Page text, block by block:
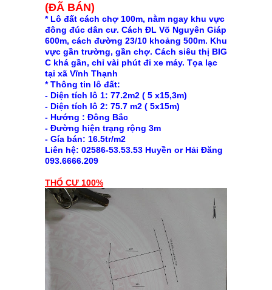
(ĐÃ BÁN)
* Lô đất cách chợ 100m, nằm ngay khu vực
đông đúc dân cư. Cách ĐL Võ Nguyên Giáp
600m, cách đường 23/10 khoảng 500m. Khu
vực gần trường, gần chợ. Cách siêu thị BIG
C khá gần, chỉ vài phút đi xe máy. Tọa lạc
tại xã Vĩnh Thạnh
* Thông tin lô đất:
- Diện tích lô 1: 77.2m2 ( 5 x15,3m)
- Diện tích lô 2: 75.7 m2 ( 5x15m)
- Hướng : Đông Bắc
- Đường hiện trạng rộng 3m
- Gía bán: 16.5tr/m2
Liên hệ: 02586-53.53.53 Huyền or Hải Đăng
093.6666.209
THỔ CƯ 100%